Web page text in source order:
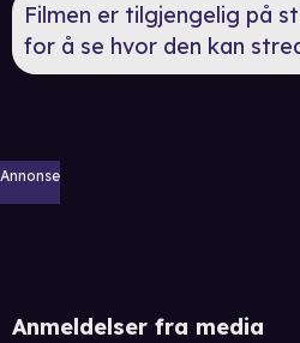
Filmen er tilgjengelig på
for å se hvor den kan
Annonse
Anmeldelser fra media